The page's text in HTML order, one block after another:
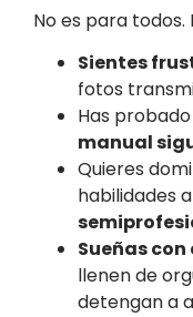
No es para
Sientes
fotos
Has
manual
Quieres
habilidades
Sueñas
llenen de
detengan a